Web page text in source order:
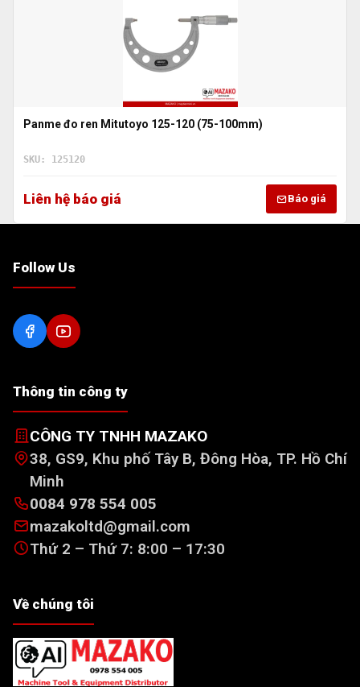
Panme đo ren Mitutoyo 125-120 (75-100mm)
SKU: 125120
Liên hệ báo giá Báo giá
Follow Us
Thông tin công ty
CÔNG TY TNHH MAZAKO
38, GS9, Khu phố Tây B, Đông Hòa, TP. Hồ Chí
Minh
0084 978 554 005
mazakoltd@gmail.com
Thứ 2 – Thứ 7: 8:00 – 17:30
Về chúng tôi